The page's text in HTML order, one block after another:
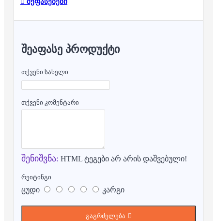
ᲨᲔᲐᲤᲐᲡᲔ ᲞᲠᲝᲓᲣᲥᲢᲘ
თქვენი სახელი
თქვენი კომენტარი
შენიშვნა: HTML ტეგები არ არის დაშვებული!
რეიტინგი
ცუდი კარგი
გაგრძელება